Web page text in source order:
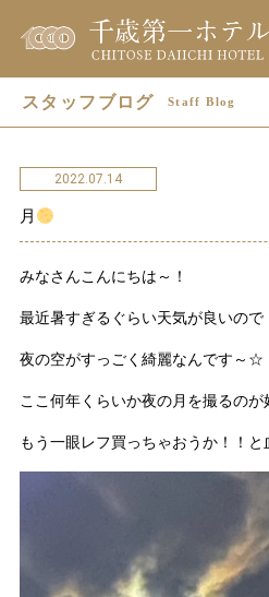
スタッフブログ Staff Blog
2022.07.14
月
みなさんこんにちは～！
最近暑すぎるぐらい天気が良いので
夜の空がすっごく綺麗なんです～☆
ここ何年くらいか夜の月を撮るのが
もう一眼レフ買っちゃおうか！！